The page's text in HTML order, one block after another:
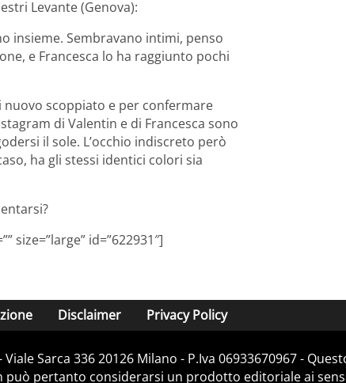
Levante (Genova):
insieme. Sembravano intimi, penso
e Francesca lo ha raggiunto pochi
nuovo scoppiato e per confermare
di Valentin e di Francesca sono
il sole. L’occhio indiscreto però
ha gli stessi identici colori sia
id=”622931″]
Disclaimer Privacy Policy
Sarca 336 20126 Milano - P.Iva 06933670967 -
pertanto considerarsi un prodotto editoriale ai sensi